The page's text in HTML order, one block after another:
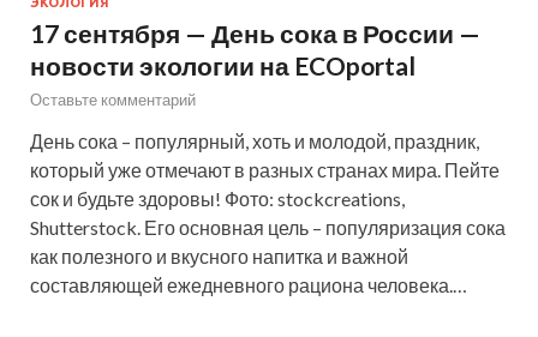
ЭКОЛОГИЯ
17 сентября — День сока в России —
новости экологии на ECOportal
Оставьте комментарий
День сока – популярный, хоть и молодой, праздник,
который уже отмечают в разных странах мира. Пейте
сок и будьте здоровы! Фото: stockcreations,
Shutterstock. Его основная цель – популяризация сока
как полезного и вкусного напитка и важной
составляющей ежедневного рациона человека.…